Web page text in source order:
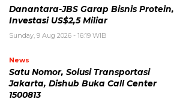
Danantara-JBS Garap Bisnis Protein,
Investasi US$2,5 Miliar
Sunday, 9 Aug 2026 - 16:19 WIB
News
Satu Nomor, Solusi Transportasi
Jakarta, Dishub Buka Call Center
1500813